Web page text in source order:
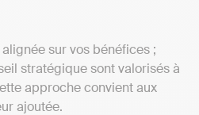
sur vos bénéfices ;
stratégique sont valorisés à
approche convient aux
ajoutée.